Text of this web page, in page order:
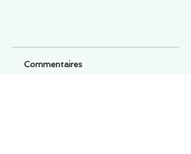
Commentaires